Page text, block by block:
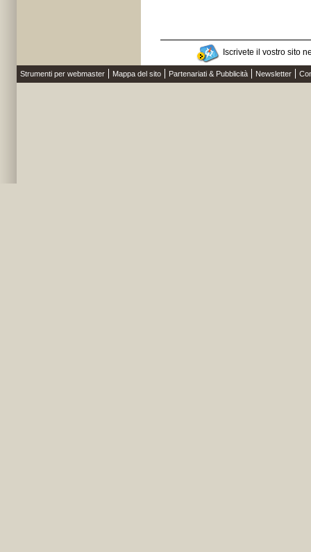
Iscrivete il vostro sito
Strumenti per webmaster Mappa del sito Partenariati & Pubblicità Newsletter